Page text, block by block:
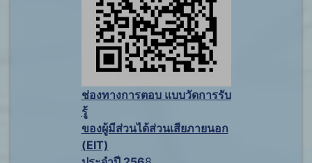
ช่องทางการตอบ แบบวัดการรับ
รู้
ของผู้มีส่วนได้ส่วนเสียภายนอก
(EIT)